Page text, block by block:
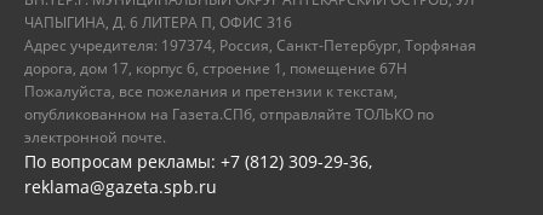
ЧАПЫГИНА, Д. 6 ЛИТЕРА П, ОФИС 316
Адрес учредителя: 197374, Россия, Санкт-Петербург, Торфяная
дорога, дом 17, корпус 6, строение 1, помещение 67Н
Пожалуйста, все пожелания и претензии к текстам,
опубликованном на Газета.СПб, отправляйте ТОЛЬКО по
электронной почте.
По вопросам рекламы: +7 (812) 309-29-36,
reklama@gazeta.spb.ru